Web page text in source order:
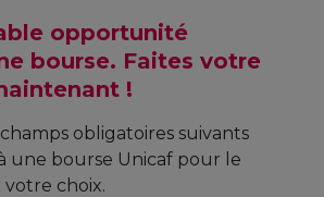
opportunité
bourse. Faites votre
!
obligatoires suivants
une bourse Unicaf pour le
choix.